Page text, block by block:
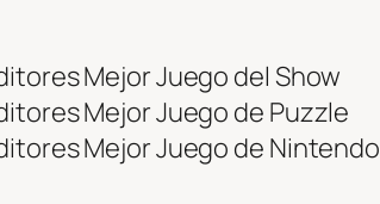
Mejor Juego del Show
Mejor Juego de Puzzle
Mejor Juego de Nintendo